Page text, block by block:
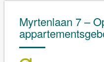
Myrtenlaan 7 –